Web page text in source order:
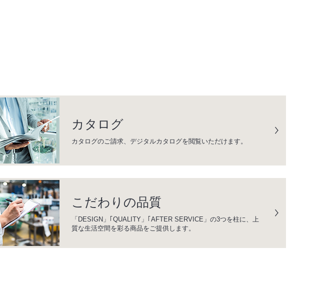
カタログ
カタログのご請求、デジタルカタログを閲覧いただけます。
こだわりの品質
「DESIGN」｢QUALITY」｢AFTER SERVICE」の3つを柱に、上
質な生活空間を彩る商品をご提供します。